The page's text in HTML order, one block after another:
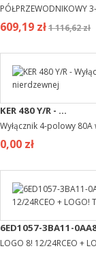
PÓŁPRZEWODNIKOWY
609,19 zł1 116,62 zł
KER 480 Y/R - ...
Wyłącznik 4-polowy
0,00 zł
6ED1057-3BA11-
LOGO 8! 12/24RCEO +